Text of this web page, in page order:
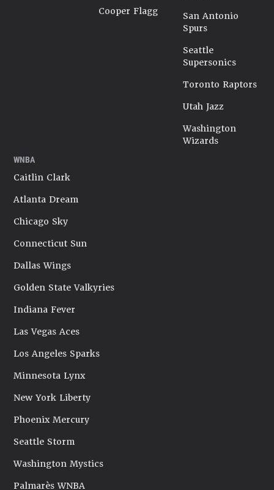
Cooper Flagg
San Antonio
Spurs
Seattle
Supersonics
Toronto Raptors
Utah Jazz
Washington
Wizards
WNBA
Caitlin Clark
Atlanta Dream
Chicago Sky
Connecticut Sun
Dallas Wings
Golden State Valkyries
Indiana Fever
Las Vegas Aces
Los Angeles Sparks
Minnesota Lynx
New York Liberty
Phoenix Mercury
Seattle Storm
Washington Mystics
Palmarès WNBA